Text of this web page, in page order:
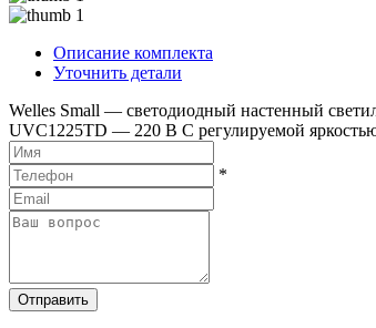
Описание комплекта
Уточнить детали
Welles Small — светодиодный настенный
UVC1225TD — 220 В С регулируемой
*
Отправить